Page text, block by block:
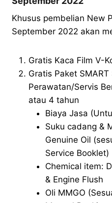
Khusus pembelian New
September 2022 akan
Gratis Kaca Film V-
Gratis Paket SMART
Perawatan/Servis
atau 4 tahun
Biaya Jasa
Suku cadang &
Genuine Oil
Service Booklet)
Chemical item:
& Engine Flush
Oli MMGO